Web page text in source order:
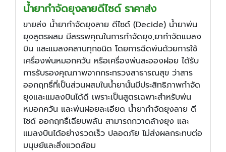
น้ำยากำจัดยุงลายดีไซด์ ราคาส่ง
ขายส่ง น้ำยากำจัดยุงลาย ดีไซด์ (Decide) น้ำยาพ่น
ยุงสูตรผสม มีสรรพคุณในการกำจัดยุง,ยากำจัดแมลง
บิน และแมลงคลานทุกชนิด โดยการฉีดพ่นด้วยการใช้
เครื่องพ่นหมอกควัน หรือเครื่องพ่นละอองฝอย ได้รับ
การรับรองคุณภาพจากกระทรวงสาธารณสุข ว่าสาร
ออกฤทธิ์ที่เป็นส่วนผสมในน้ำยานั้นมีประสิทธิภาพกำจัด
ยุงและแมลงบินได้ดี เพราะเป็นสูตรเฉพาะสำหรับพ่น
หมอกควัน และพ่นฝอยละเอียด น้ำยากำจัดยุงลาย ดี
ไซด์ ออกฤทธิ์เฉียบพลัน สามารถกวาดล้างยุง และ
แมลงบินได้อย่างรวดเร็ว ปลอดภัย ไม่ส่งผลกระทบต่อ
มนุษย์และสิ่งแวดล้อม